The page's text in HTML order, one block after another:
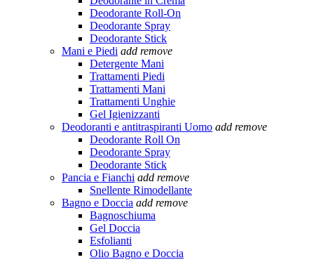
Deodorante Roll-On
Deodorante Spray
Deodorante Stick
Mani e Piedi add remove
Detergente Mani
Trattamenti Piedi
Trattamenti Mani
Trattamenti Unghie
Gel Igienizzanti
Deodoranti e antitraspiranti Uomo add remove
Deodorante Roll On
Deodorante Spray
Deodorante Stick
Pancia e Fianchi add remove
Snellente Rimodellante
Bagno e Doccia add remove
Bagnoschiuma
Gel Doccia
Esfolianti
Olio Bagno e Doccia